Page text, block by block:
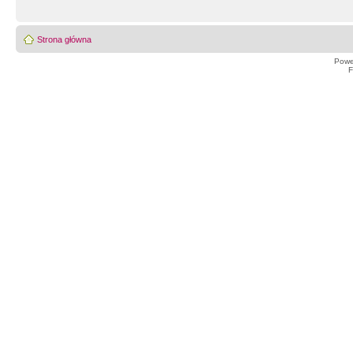
Strona główna